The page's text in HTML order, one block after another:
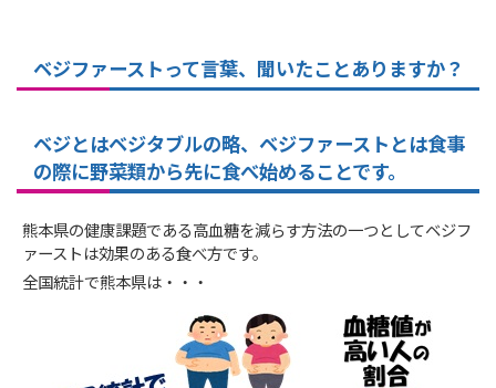
ベジファーストって言葉、聞いたことありますか？
ベジとはベジタブルの略、ベジファーストとは食事
の際に野菜類から先に食べ始めることです。
熊本県の健康課題である高血糖を減らす方法の一つとしてベジフ
ァーストは効果のある食べ方です。
全国統計で熊本県は・・・